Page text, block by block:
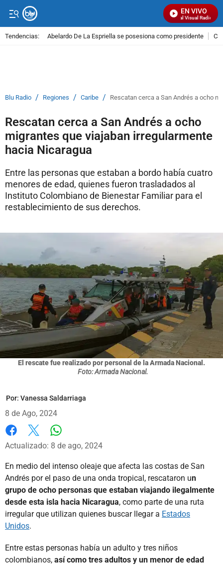
EN VIVO
Señal Visual Radio
Tendencias: Abelardo De La Espriella se posesiona como presidente
Blu Radio / Regiones / Caribe / Rescatan cerca a San Andrés a ocho
Rescatan cerca a San Andrés a ocho
migrantes que viajaban irregularmente
hacia Nicaragua
Entre las personas que estaban a bordo había cuatro
menores de edad, quienes fueron trasladados al
Instituto Colombiano de Bienestar Familiar para el
restablecimiento de sus derechos.
El rescate fue realizado por personal de la Armada Nacional.
Foto: Armada Nacional.
Por: Vanessa Saldarriaga
8 de Ago, 2024
Facebook
X
Actualizado: 8 de ago, 2024
En medio del intenso oleaje que afecta las costas de San
Andrés por el paso de una onda tropical, rescataron un
grupo de ocho personas que estaban viajando ilegalmente
desde esta isla hacia Nicaragua, como parte de una ruta
irregular que utilizan quienes buscar llegar a Estados
Unidos.
Entre estas personas había un adulto y tres niños
colombianos, así como tres adultos y un menor de edad